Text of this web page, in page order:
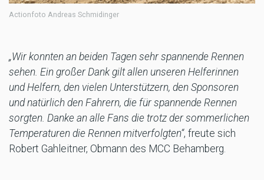
Actionfoto Andreas Schmidinger
„Wir konnten an beiden Tagen sehr spannende Rennen
sehen. Ein großer Dank gilt allen unseren Helferinnen
und Helfern, den vielen Unterstützern, den Sponsoren
und natürlich den Fahrern, die für spannende Rennen
sorgten. Danke an alle Fans die trotz der sommerlichen
Temperaturen die Rennen mitverfolgten“, freute sich
Robert Gahleitner, Obmann des MCC Behamberg.